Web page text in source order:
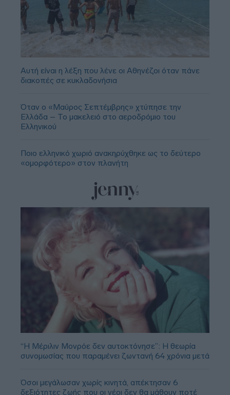
Αυτή είναι η λέξη που λένε οι Αθηνέζοι όταν πάνε
διακοπές σε κυκλαδονήσια
Όταν ο «Μαύρος Σεπτέμβρης» χτύπησε την
Ελλάδα – Το μακελειό στο αεροδρόμιο του
Ελληνικού
Ποιο ελληνικό χωριό ανακηρύχθηκε ως το δεύτερο
«ομορφότερο» στον πλανήτη
“Η Μέριλιν Μονρόε δεν αυτοκτόνησε”: Η θεωρία
συνομωσίας που παραμένει ζωντανή 64 χρόνια μετά
Όσοι μεγάλωσαν χωρίς κινητά, απέκτησαν 6
δεξιότητες ζωής που οι νέοι δεν θα μάθουν ποτέ